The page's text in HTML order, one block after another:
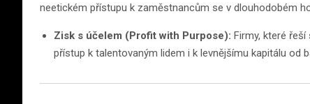
neetickém přístupu k zaměstnancům se v dlouhodobém
Zisk s účelem (Profit with Purpose): Firmy, které
přístup k talentovaným lidem i k levnějšímu kapitálu od